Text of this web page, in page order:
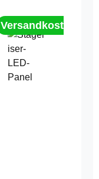
Versandkostenfrei